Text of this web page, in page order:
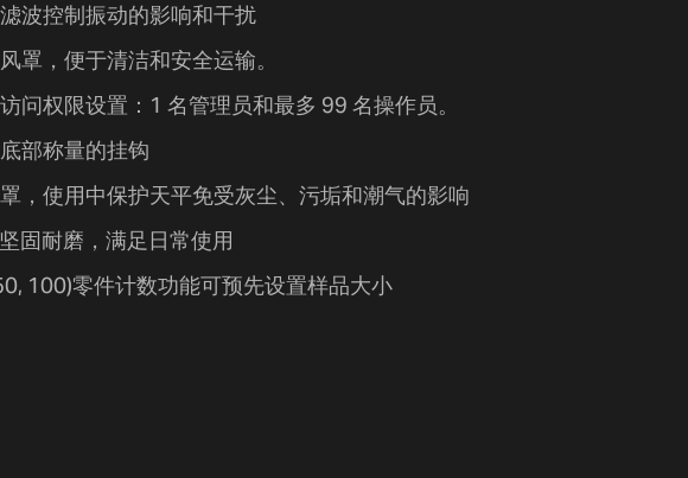
波控制振动的影响和干扰
罩，便于清洁和安全运输。
问权限设置：1 名管理员和最多 99 名操作员。
部称量的挂钩
，使用中保护天平免受灰尘、污垢和潮气的影响
固耐磨，满足日常使用
100)零件计数功能可预先设置样品大小